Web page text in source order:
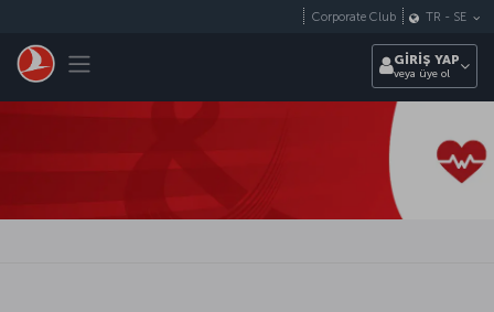
Toggle navigation
Corporate Club TR - SE
GİRİŞ YAP
veya üye ol